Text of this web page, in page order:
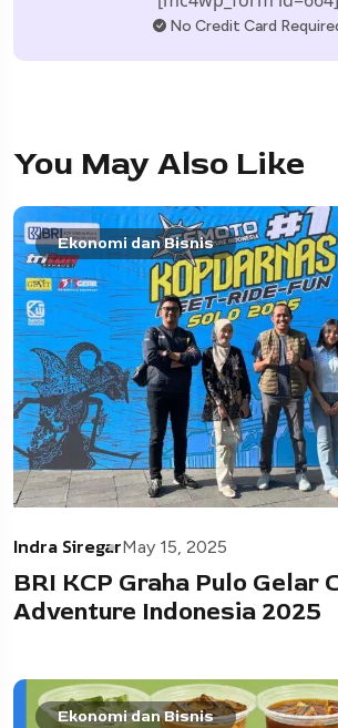
No Credit Card
You May Also Like
Ekonomi dan Bisnis
Indra SiregarMay 15, 2025
BRI KCP Graha Pulo Gelar
Adventure Indonesia 2025
Ekonomi dan Bisnis